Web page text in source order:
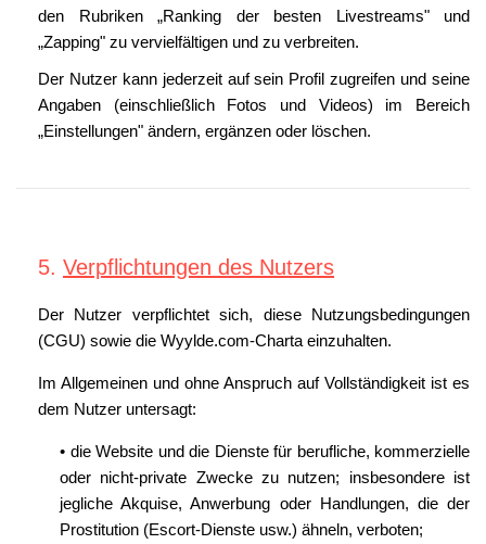
den Rubriken „Ranking der besten Livestreams" und
„Zapping" zu vervielfältigen und zu verbreiten.
Der Nutzer kann jederzeit auf sein Profil zugreifen und seine
Angaben (einschließlich Fotos und Videos) im Bereich
„Einstellungen" ändern, ergänzen oder löschen.
5. Verpflichtungen des Nutzers
Der Nutzer verpflichtet sich, diese Nutzungsbedingungen
(CGU) sowie die Wyylde.com-Charta einzuhalten.
Im Allgemeinen und ohne Anspruch auf Vollständigkeit ist es
dem Nutzer untersagt:
• die Website und die Dienste für berufliche, kommerzielle
oder nicht-private Zwecke zu nutzen; insbesondere ist
jegliche Akquise, Anwerbung oder Handlungen, die der
Prostitution (Escort-Dienste usw.) ähneln, verboten;